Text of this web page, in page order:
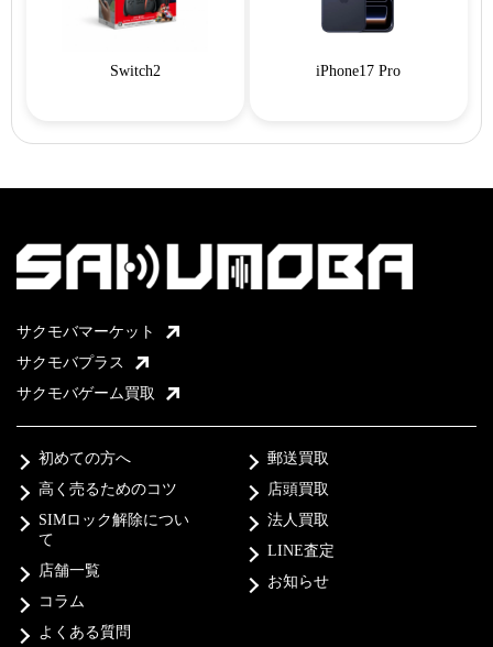
Switch2 iPhone17 Pro
サクモバマーケット
サクモバプラス
サクモバゲーム買取
初めての方へ
高く売るためのコツ
SIMロック解除につい
て
店舗一覧
コラム
よくある質問
郵送買取
店頭買取
法人買取
LINE査定
お知らせ